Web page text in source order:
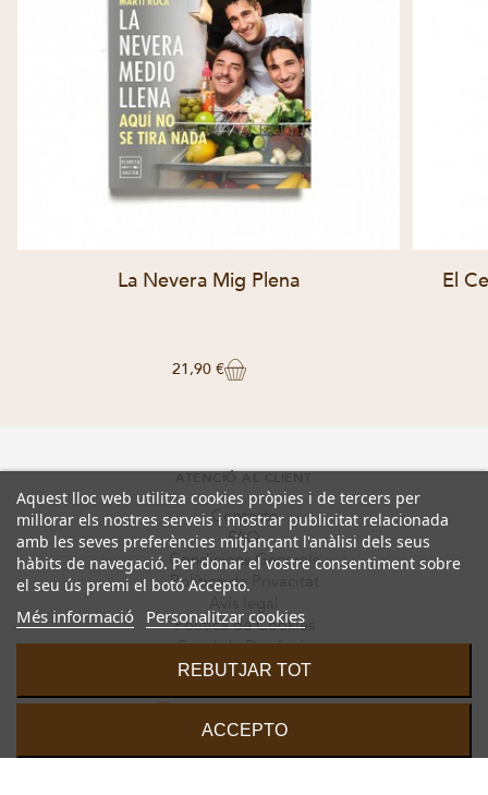
La Nevera Mig Plena
21,90 €
El
Contacte
FAQ
Condicions Generals
Política de Privacitat
Política de Cookies
Canal de Denúncia
Aquest lloc web utilitza cookies pròpies i de tercers per
millorar els nostres serveis i mostrar publicitat relacionada
amb les seves preferències mitjançant l'anàlisi dels seus
hàbits de navegació. Per donar el vostre consentiment sobre
el seu ús premi el botó Accepto.
Més informació Personalitzar cookies
REBUTJAR TOT
ACCEPTO